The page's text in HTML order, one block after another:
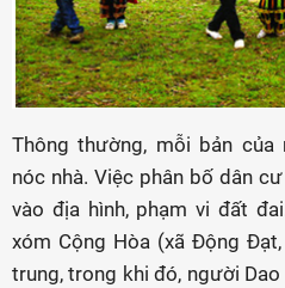
Thông thường, mỗi bản
nóc nhà. Việc phân bố dân
vào địa hình, phạm vi đất
xóm Cộng Hòa (xã Động
trung, trong khi đó, người